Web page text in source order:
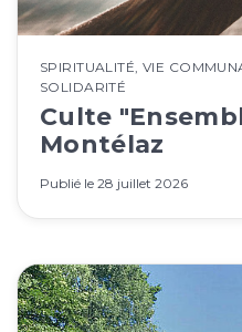
SPIRITUALITÉ ,VIE
SOLIDARITÉ
Culte
Montélaz
Publié le 28 juillet 2026